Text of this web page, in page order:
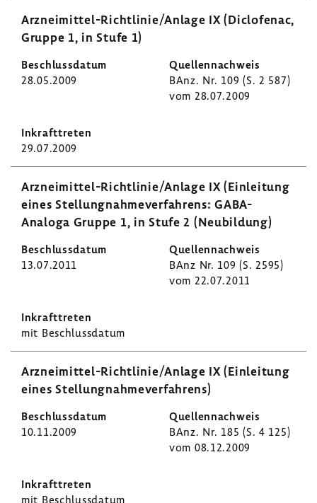
Arzneimittel-​Richtlinie/Anlage IX (Diclo­fenac,
Gruppe 1, in Stufe 1)
28.05.2009
BAnz. Nr. 109 (S. 2 587)
vom 28.07.2009
29.07.2009
Arzneimittel-​Richtlinie/Anlage IX (Einlei­tung
eines Stel­lung­nah­me­ver­fah­rens: GABA-​
Analoga Gruppe 1, in Stufe 2 (Neubil­dung)
13.07.2011
BAnz Nr. 109 (S. 2595)
vom 22.07.2011
mit Beschluss­datum
Arzneimittel-​Richtlinie/Anlage IX (Einlei­tung
eines Stel­lung­nah­me­ver­fah­rens)
10.11.2009
BAnz. Nr. 185 (S. 4 125)
vom 08.12.2009
mit Beschluss­datum